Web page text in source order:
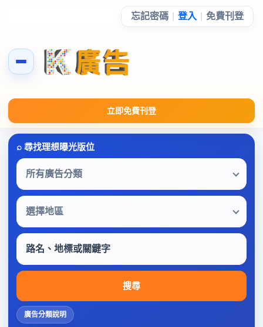
立即免費刊登
忘記密碼 登入 免費刊登
所有廣告分類
選擇地區
搜尋
廣告分類說明